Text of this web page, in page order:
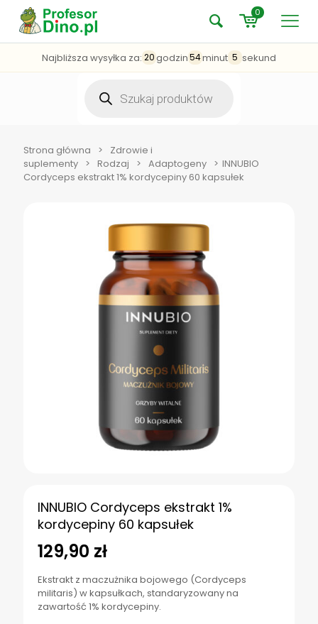
0
Najbliższa wysyłka za: 20godzin54minut 5 sekund
produktów
Strona główna >
Zdrowie i
suplementy > Rodzaj > Adaptogeny > INNUBIO
Cordyceps ekstrakt 1% kordycepiny 60 kapsułek
INNUBIO Cordyceps ekstrakt 1%
kordycepiny 60 kapsułek
129,90 zł
Ekstrakt z maczużnika bojowego (Cordyceps
militaris) w kapsułkach, standaryzowany na
zawartość 1% kordycepiny.